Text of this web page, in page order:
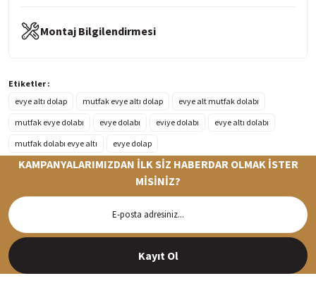
Montaj Bilgilendirmesi
Etiketler :
evye altı dolap
mutfak evye altı dolap
evye alt mutfak dolabı
mutfak evye dolabı
evye dolabı eviye dolabı
evye altı dolabı
mutfak dolabı evye altı
evye dolap
Siparişleriniz en kısa sürede hazırlanarak kargoya verilir
KAMPANYALARIMIZDAN İLK SİZ HABERDAR OLMAK İSTER
MİSİNİZ?
Kayıt Ol